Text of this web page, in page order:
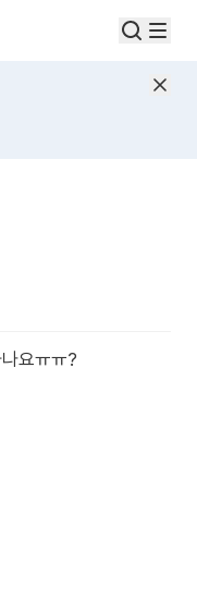
요ㅠㅠ?